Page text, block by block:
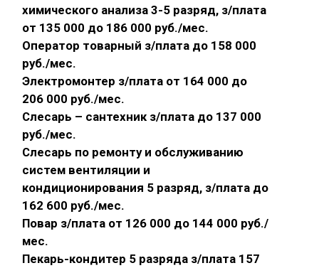
химического анализа 3-5 разряд, з/плата
от 135 000 до 186 000 руб./мес.
Оператор товарный з/плата до 158 000
руб./мес.
Электромонтер з/плата от 164 000 до
206 000 руб./мес.
Слесарь – сантехник з/плата до 137 000
руб./мес.
Слесарь по ремонту и обслуживанию
систем вентиляции и
кондиционирования 5 разряд, з/плата до
162 600 руб./мес.
Повар з/плата от 126 000 до 144 000 руб./
мес.
Пекарь-кондитер 5 разряда з/плата 157